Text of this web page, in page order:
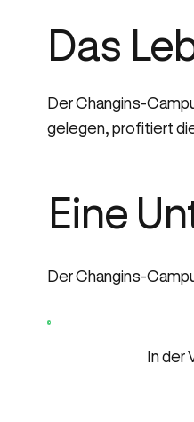
Das
Der Changins-
gelegen, profitiert
Eine
Der Changins-
In der